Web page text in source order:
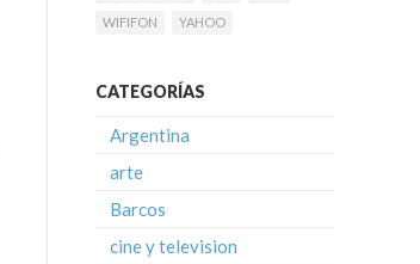
WIFIFON
YAHOO
CATEGORÍAS
Argentina
arte
Barcos
cine y television